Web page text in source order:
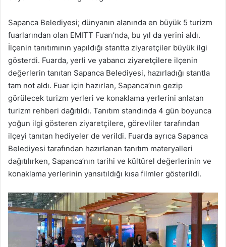
Sapanca Belediyesi; dünyanın alanında en büyük 5 turizm
fuarlarından olan EMITT Fuarı’nda, bu yıl da yerini aldı.
İlçenin tanıtımının yapıldığı stantta ziyaretçiler büyük ilgi
gösterdi. Fuarda, yerli ve yabancı ziyaretçilere ilçenin
değerlerin tanıtan Sapanca Belediyesi, hazırladığı stantla
tam not aldı. Fuar için hazırlan, Sapanca’nın gezip
görülecek turizm yerleri ve konaklama yerlerini anlatan
turizm rehberi dağıtıldı. Tanıtım standında 4 gün boyunca
yoğun ilgi gösteren ziyaretçilere, görevliler tarafından
ilçeyi tanıtan hediyeler de verildi. Fuarda ayrıca Sapanca
Belediyesi tarafından hazırlanan tanıtım materyalleri
dağıtılırken, Sapanca’nın tarihi ve kültürel değerlerinin ve
konaklama yerlerinin yansıtıldığı kısa filmler gösterildi.